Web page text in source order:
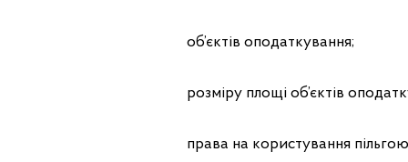
об’єктів оподаткування;
розміру площі об’єктів
права на користування